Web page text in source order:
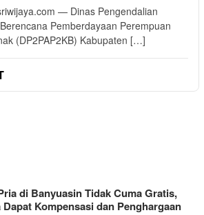
— Dinas Pengendalian
Pemberdayaan Perempuan
(DP2PAP2KB) Kabupaten […]
di Banyuasin Tidak Cuma Gratis,
Dapat Kompensasi dan Penghargaan